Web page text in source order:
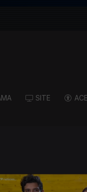
SITE